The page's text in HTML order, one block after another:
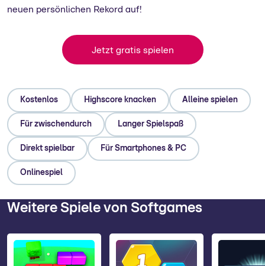
neuen persönlichen Rekord auf!
Jetzt gratis spielen
Kostenlos Highscore knacken Alleine spielen
Für zwischendurch Langer Spielspaß
Direkt spielbar Für Smartphones & PC
Onlinespiel
Weitere Spiele von Softgames